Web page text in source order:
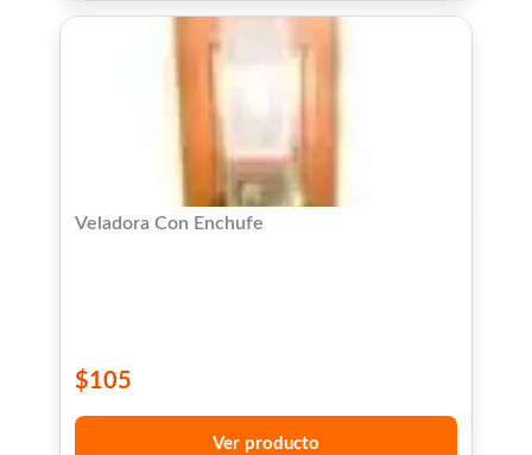
Veladora Con Enchufe
$105
Ver producto